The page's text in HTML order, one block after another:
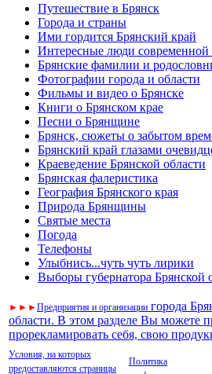
Путешествие в Брянск
Города и страны
Ими гордится Брянский край
Интересные люди
Брянские фамилии и
Фотографии города и области
Фильмы и видео о Брянске
Книги о Брянском крае
Песни о Брянщине
Брянск, сюжеты о забытом
Брянский край глазами
Краеведение Брянской области
Брянская фалеристика
География Брянского края
Природа Брянщины
Святые места
Погода
Телефоны
Улыбнись...чуть чуть лирики
Выборы губернатора Брянской
► ► ►Предприятия и организации города
области. В этом разделе Вы можете
прорекламировать себя, свою
Условия, на которых
предоставляются страницы
Политика